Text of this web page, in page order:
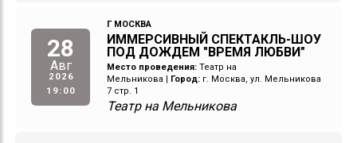
28
Авг
2026
19:00
Г МОСКВА
ИММЕРСИВНЫЙ СПЕКТАКЛЬ-ШОУ
ПОД ДОЖДЕМ "ВРЕМЯ ЛЮБВИ"
Место проведения: Театр на
Мельникова
Город: г. Москва, ул. Мельникова
7 стр. 1
Театр на Мельникова